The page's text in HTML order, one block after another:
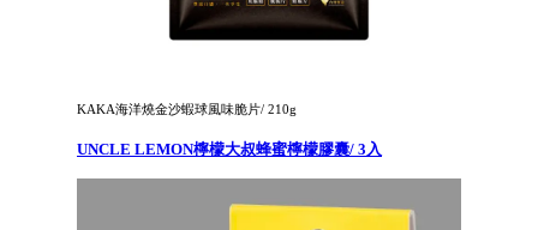
KAKA海洋燒金沙蝦球風味脆片/ 210g
UNCLE LEMON檸檬大叔蜂蜜檸檬膠囊/ 3入